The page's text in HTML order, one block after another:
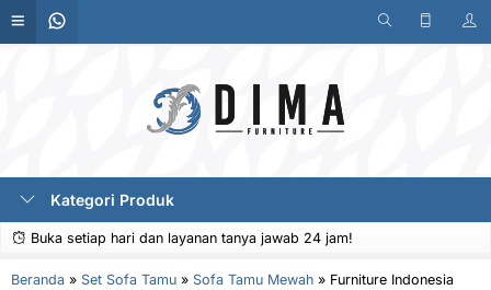
Kategori Produk
Buka setiap hari dan layanan tanya jawab 24 jam!
Beranda » Set Sofa Tamu » Sofa Tamu Mewah » Furniture Indonesia